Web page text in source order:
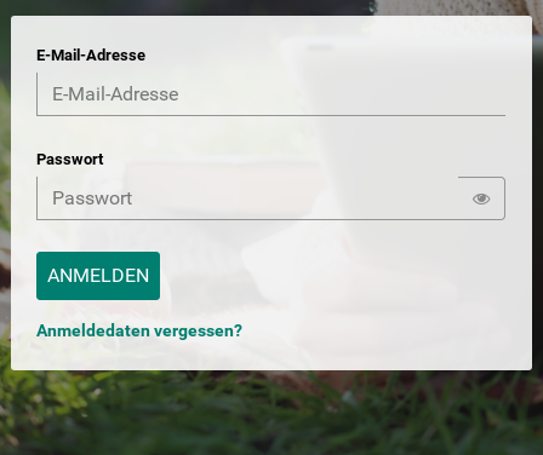
E-Mail-Adresse
Passwort
Anmeldedaten vergessen?